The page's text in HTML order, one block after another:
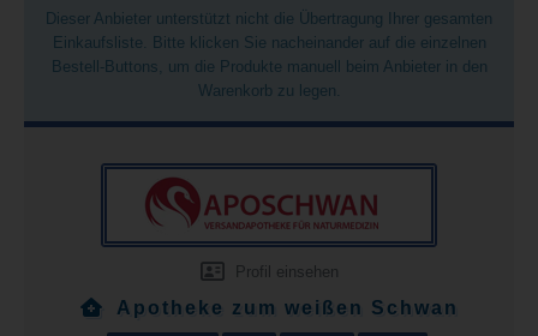
Dieser Anbieter unterstützt nicht die Übertragung Ihrer gesamten
Einkaufsliste. Bitte klicken Sie nacheinander auf die einzelnen
Bestell-Buttons, um die Produkte manuell beim Anbieter in den
Warenkorb zu legen.
Profil einsehen
Apotheke zum weißen Schwan